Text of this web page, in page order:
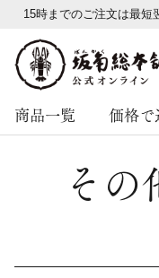
15時までのご注文は最短
商品一覧 価格で
そ